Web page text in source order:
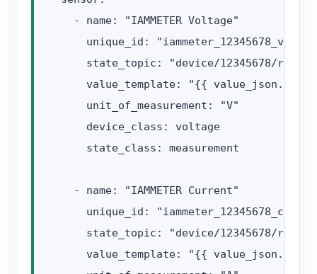
    - name: "IAMMETER Voltage"
unique_id:
state_topic: "device/12345678/
value_template: "{{
      unit_of_measurement: "V"
      device_class: voltage
      state_class: measurement
    - name: "IAMMETER Current"
unique_id:
state_topic: "device/12345678/
value_template: "{{